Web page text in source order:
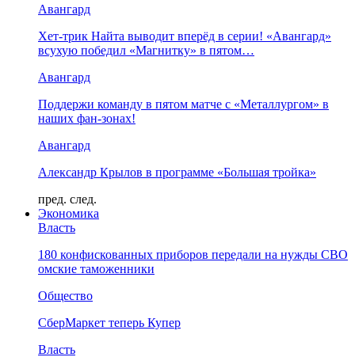
Авангард
Хет-трик Найта выводит вперёд в серии! «Авангард»
всухую победил «Магнитку» в пятом…
Авангард
Поддержи команду в пятом матче с «Металлургом» в
наших фан-зонах!
Авангард
Александр Крылов в программе «Большая тройка»
пред. след.
Экономика
Власть
180 конфискованных приборов передали на нужды СВО
омские таможенники
Общество
СберМаркет теперь Купер
Власть